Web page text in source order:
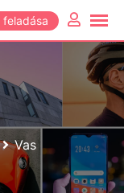
feladása
Vas